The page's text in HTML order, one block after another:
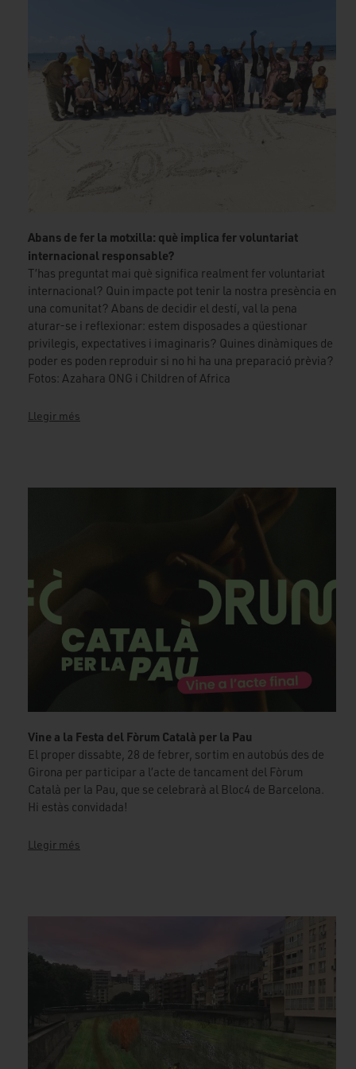
Abans de fer la motxilla: què implica fer voluntariat
internacional responsable?
T’has preguntat mai què significa realment fer voluntariat
internacional? Quin impacte pot tenir la nostra presència en
una comunitat? Abans de decidir el destí, val la pena
aturar-se i reflexionar: estem disposades a qüestionar
privilegis, expectatives i imaginaris? Quines dinàmiques de
poder es poden reproduir si no hi ha una preparació prèvia?
Fotos: Azahara ONG i Children of Africa
Llegir més
Vine a la Festa del Fòrum Català per la Pau
El proper dissabte, 28 de febrer, sortim en autobús des de
Girona per participar a l’acte de tancament del Fòrum
Català per la Pau, que se celebrarà al Bloc4 de Barcelona.
Hi estàs convidada!
Llegir més